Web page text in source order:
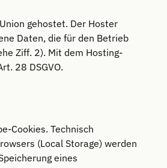
gehostet. Der Hoster
Daten, die für den Betrieb
Ziff. 2). Mit dem Hosting-
28 DSGVO.
Cookies. Technisch
(Local Storage) werden
eines